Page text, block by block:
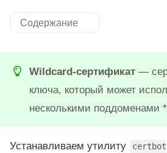
Содержание
Wildcard-сертификат —
ключа, который может
несколькими поддоменами
Устанавливаем утилиту certbot